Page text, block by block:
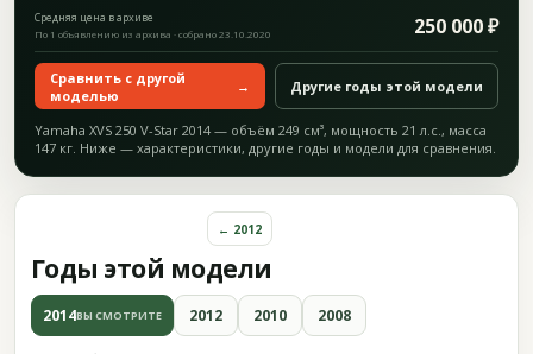
Средняя цена в архиве 250 000 ₽
По 1 объявлению из архива · собрано 23.10.2020
Сравнить с другой
моделью
→ Другие годы этой модели
Yamaha XVS 250 V-Star 2014 — объём 249 см³, мощность 21 л.с., масса
147 кг. Ниже — характеристики, другие годы и модели для сравнения.
Годы этой модели
← 2012
2014ВЫ СМОТРИТЕ 2012 2010 2008